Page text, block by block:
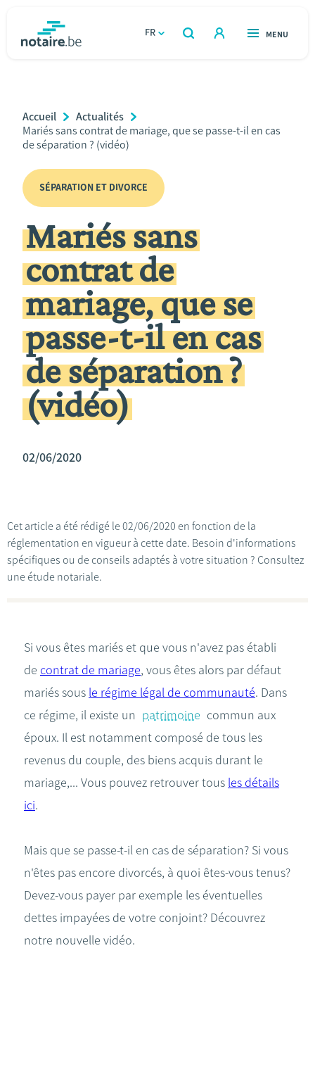
FR
OUVERT
RECHERCHER
OUVERT
MENU
Relations et vivre ensemble
Héritage et donations
Entreprendre
Le notaire
Calculateurs
Breadcrumb
Accueil
Actualités
Current
Page:
Mariés sans contrat de mariage, que se passe-t-il en cas
de séparation ? (vidéo)
SÉPARATION ET DIVORCE
Mariés sans
contrat de
mariage, que se
passe-t-il en cas
de séparation ?
(vidéo)
02/06/2020
Cet article a été rédigé le 02/06/2020 en fonction de la
réglementation en vigueur à cette date. Besoin d'informations
spécifiques ou de conseils adaptés à votre situation ? Consultez
une étude notariale.
Si vous êtes mariés et que vous n'avez pas établi
de contrat de mariage, vous êtes alors par défaut
mariés sous le régime légal de communauté. Dans
ce régime, il existe un patrimoine commun aux
époux. Il est notamment composé de tous les
revenus du couple, des biens acquis durant le
mariage,... Vous pouvez retrouver tous les détails
ici.
Mais que se passe-t-il en cas de séparation? Si vous
n'êtes pas encore divorcés, à quoi êtes-vous tenus?
Devez-vous payer par exemple les éventuelles
dettes impayées de votre conjoint? Découvrez
notre nouvelle vidéo.